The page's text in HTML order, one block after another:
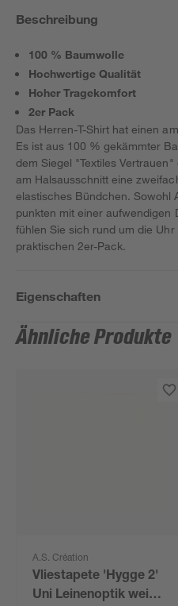
Beschreibung
100 % Baumwolle
Hochwertige Qualität
Hoher Tragekomfort
2er Pack
Das Herren-T-Shirt hat einen
Es ist aus 100 % gekämmter
dem Siegel "Textiles
am Halsausschnitt eine
elastisches Bündchen. Sowohl
punkten mit einer aufwendigen
fühlen Sie sich rund um die
praktischen 2er-Pack.
Eigenschaften
Ähnliche Produkte
A.S. Création
Vliestapete 'Hygge 2'
Uni Leinenoptik weiß